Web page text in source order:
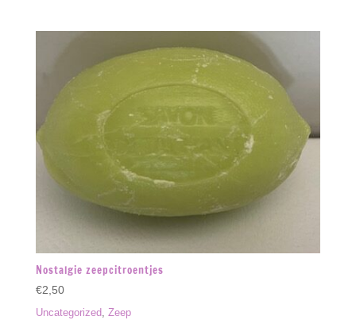
Nostalgie zeepcitroentjes
€2,50
Uncategorized, Zeep